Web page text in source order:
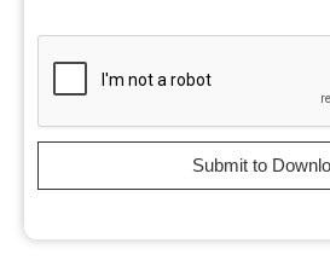
Submit to